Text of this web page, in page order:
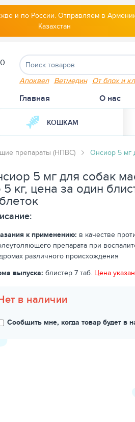
и по России. Отправляем в
Казахстан
Апоквел Ветмедин От блох и
Главная О нас
КОШКАМ
препараты (НПВС) Онсиор 5 мг
5 мг для собак
5 кг, цена за один
к применению: в качестве
препарата при
различного происхождения
выпуска: блистер 7 таб. Цена
в наличии
Сообщить мне, когда товар будет в